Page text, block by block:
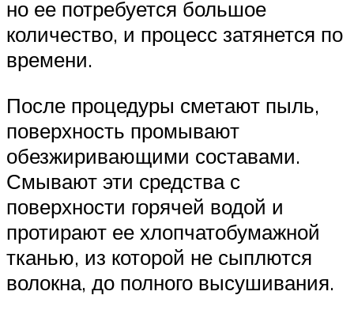
но ее потребуется большое
количество, и процесс затянется по
времени.
После процедуры сметают пыль,
поверхность промывают
обезжиривающими составами.
Смывают эти средства с
поверхности горячей водой и
протирают ее хлопчатобумажной
тканью, из которой не сыплются
волокна, до полного высушивания.